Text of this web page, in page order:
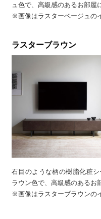
ュ色で、高級感のあるお部屋
※画像はラスターベージュの
ラスターブラウン
石目のような柄の樹脂化粧
ラウン色で、高級感のあるお
※画像はラスターブラウンの